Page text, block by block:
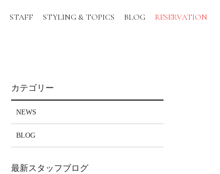
STAFF STYLING & TOPICS BLOG RESERVATION
カテゴリー
NEWS
BLOG
最新スタッフブログ